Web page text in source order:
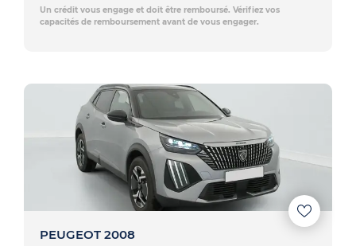
Un crédit vous engage et doit être remboursé. Vérifiez vos
capacités de remboursement avant de vous engager.
PEUGEOT 2008